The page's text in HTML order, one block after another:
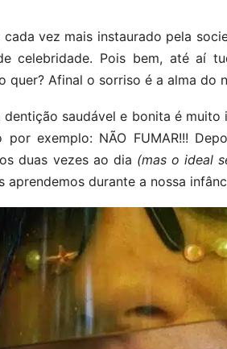
cada vez mais instaurado pela
celebridade. Pois bem, até aí
quer? Afinal o sorriso é a alma do
dentição saudável e bonita é
exemplo: NÃO FUMAR!!!
duas vezes ao dia (mas o ideal
durante a nossa